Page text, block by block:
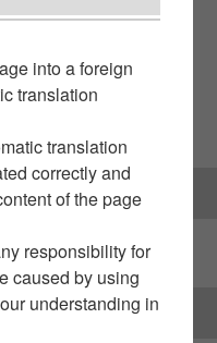
into a foreign
translation
translation
correctly and
of the page
responsibility for
caused by using
understanding in